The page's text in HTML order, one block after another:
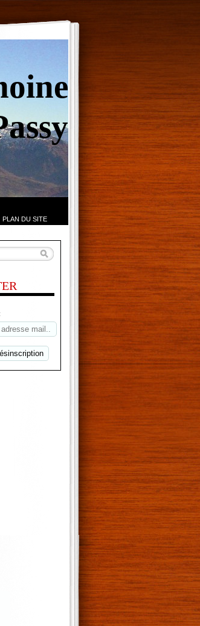
PLAN DU SITE